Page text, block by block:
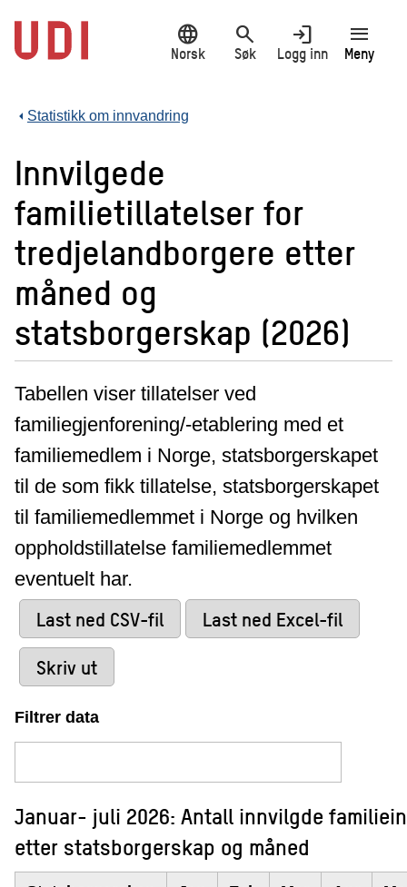
hovedinnhold
language
Norsk
search
Søk
login
Logg inn
menu
Meny
Statistikk om innvandring
Innvilgede
familietillatelser for
tredjelandborgere etter
måned og
statsborgerskap (2026)
Tabellen viser tillatelser ved
familiegjenforening/-etablering med et
familiemedlem i Norge, statsborgerskapet
til de som fikk tillatelse, statsborgerskapet
til familiemedlemmet i Norge og hvilken
oppholdstillatelse familiemedlemmet
eventuelt har.
Last ned CSV-fil
Last ned Excel-fil
Skriv ut
Filtrer data
Januar- juli 2026: Antall innvilgde
etter statsborgerskap og måned